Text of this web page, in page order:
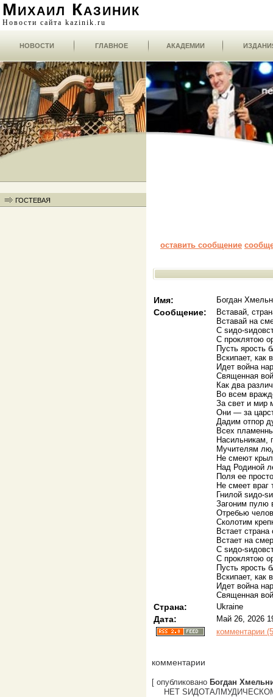
Михаил Казиник
Новости сайта kazinik.ru
НОВОСТИ ГЛАВНОЕ АКАДЕМИИ
ГОСТЕВАЯ
оставить сообщение
Имя: Богдан
Сообщение:
Вставай,
Вставай на
С sидо-
С проклятою
Пусть ярость
Вскипает, как
Идет война
Священная
Как два
Во всем
За свет и мир
Они — за
Дадим отпор
Всех
Насильникам,
Мучителям
Не смеют
Над Родиной
Поля ее
Не смеет враг
Гнилой sидо-
Загоним пулю
Отребью
Сколотим
Встает страна
Встает на
С sидо-
С проклятою
Пусть ярость
Вскипает, как
Идет война
Священная
Страна: Ukraine
Дата:
Май 26, 2026
комментарии
комментарии
[ опубликовано Богдан
НЕТ